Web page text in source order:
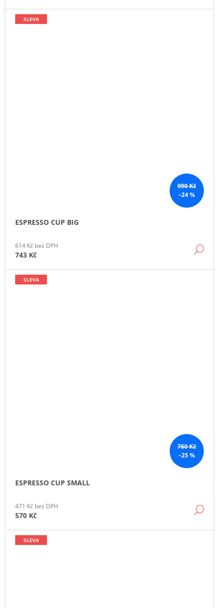
990 Kč
–24 %
SLEVA
ESPRESSO CUP BIG
614 Kč bez DPH
743 Kč
760 Kč
–25 %
SLEVA
ESPRESSO CUP SMALL
471 Kč bez DPH
570 Kč
SLEVA